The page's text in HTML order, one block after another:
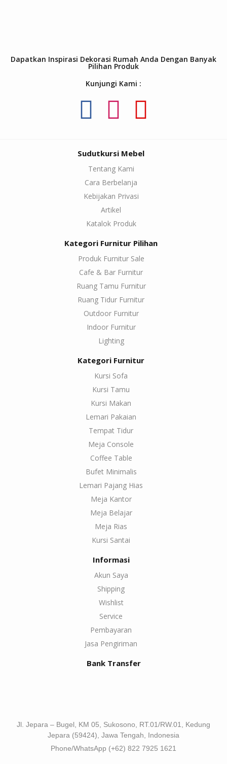
Dapatkan Inspirasi Dekorasi Rumah Anda Dengan Banyak
Pilihan Produk
Kunjungi Kami :
Sudutkursi Mebel
Tentang Kami
Cara Berbelanja
Kebijakan Privasi
Artikel
Katalok Produk
Kategori Furnitur Pilihan
Produk Furnitur Sale
Cafe & Bar Furnitur
Ruang Tamu Furnitur
Ruang Tidur Furnitur
Outdoor Furnitur
Indoor Furnitur
Lighting
Kategori Furnitur
Kursi Sofa
Kursi Tamu
Kursi Makan
Lemari Pakaian
Tempat Tidur
Meja Console
Coffee Table
Bufet Minimalis
Lemari Pajang Hias
Meja Kantor
Meja Belajar
Meja Rias
Kursi Santai
Informasi
Akun Saya
Shipping
Wishlist
Service
Pembayaran
Jasa Pengiriman
Bank Transfer
Jl. Jepara – Bugel, KM 05, Sukosono, RT.01/RW.01, Kedung
Jepara (59424), Jawa Tengah, Indonesia
Phone/WhatsApp (+62) 822 7925 1621